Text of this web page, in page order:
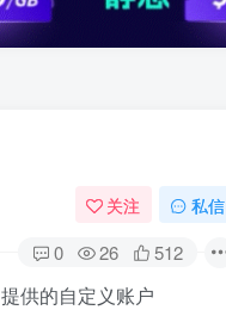
关注 私信
0 26 512
提供的自定义账户